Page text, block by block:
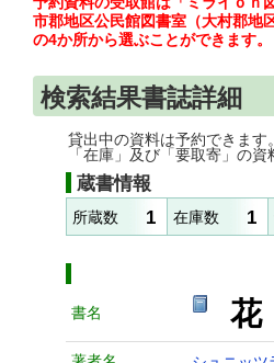
市郡地区公民館図書室（大村郡地
の4か所から選ぶことができます。
検索結果書誌詳細
貸出中の資料は予約できます
「在庫」及び「要取寄」の
蔵書情報
所蔵数 1 在庫数 1
書名 花